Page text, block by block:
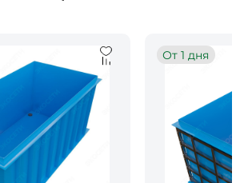
От 1 дня